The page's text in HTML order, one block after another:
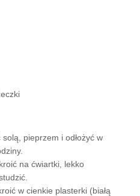
pieprzem i odłożyć w
na ćwiartki, lekko
w cienkie plasterki (białą